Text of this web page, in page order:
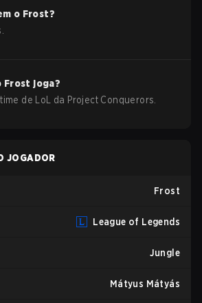
o Frost?
Frost joga?
de LoL da Project Conquerors
JOGADOR
Frost
League of Legends
Jungle
Mátyus Mátyás